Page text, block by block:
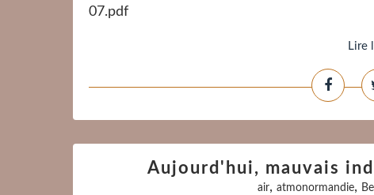
07.pdf
Lire
Aujourd'hui, mauvais
air, atmonormandie,